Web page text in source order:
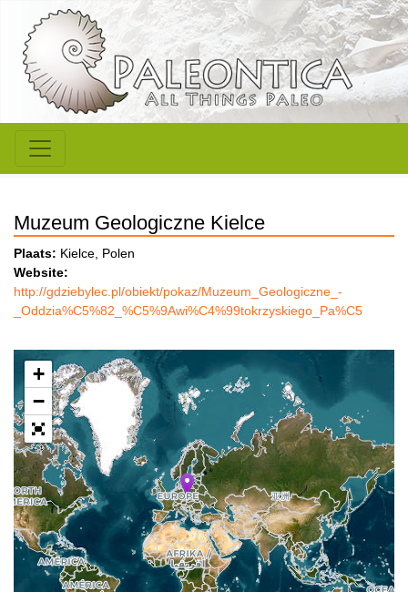
Muzeum Geologiczne Kielce
Plaats: Kielce, Polen
Website:
http://gdziebylec.pl/obiekt/pokaz/Muzeum_Geologiczne_-
_Oddzia%C5%82_%C5%9Awi%C4%99tokrzyskiego_Pa%C5
+
−